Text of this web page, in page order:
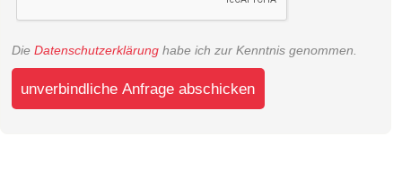
Die Datenschutzerklärung habe ich zur Kenntnis genommen.
unverbindliche Anfrage abschicken